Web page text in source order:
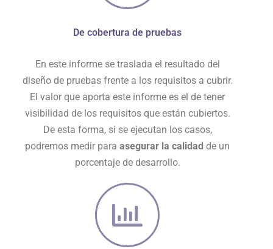
De cobertura de pruebas
En este informe se traslada el resultado del
diseño de pruebas frente a los requisitos a cubrir.
El valor que aporta este informe es el de tener
visibilidad de los requisitos que están cubiertos.
De esta forma, si se ejecutan los casos,
podremos medir para asegurar la calidad de un
porcentaje de desarrollo.